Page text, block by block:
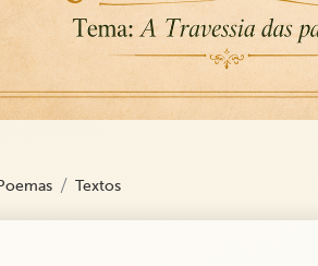
Textos